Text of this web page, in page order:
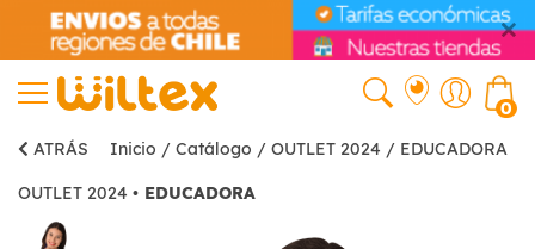
0
ATRÁS
Inicio / Catálogo / OUTLET 2024 / EDUCADORA
OUTLET 2024 • EDUCADORA